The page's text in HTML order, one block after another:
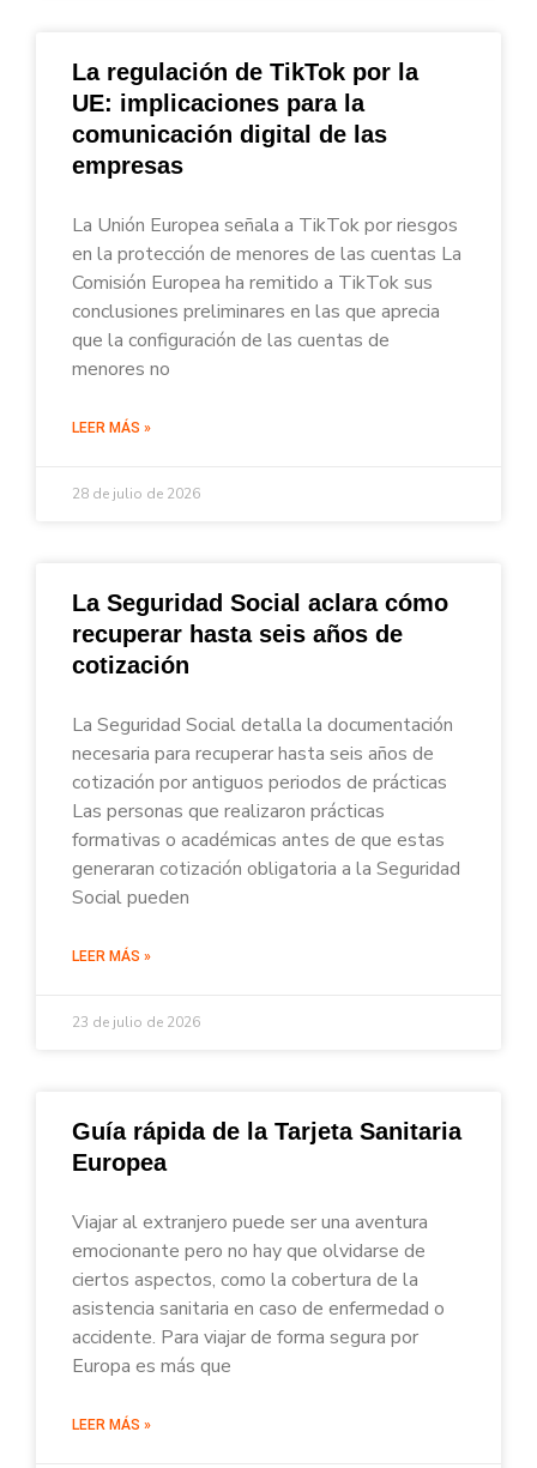
La regulación de TikTok por la
UE: implicaciones para la
comunicación digital de las
empresas
La Unión Europea señala a TikTok por riesgos
en la protección de menores de las cuentas La
Comisión Europea ha remitido a TikTok sus
conclusiones preliminares en las que aprecia
que la configuración de las cuentas de
menores no
LEER MÁS »
28 de julio de 2026
La Seguridad Social aclara cómo
recuperar hasta seis años de
cotización
La Seguridad Social detalla la documentación
necesaria para recuperar hasta seis años de
cotización por antiguos periodos de prácticas
Las personas que realizaron prácticas
formativas o académicas antes de que estas
generaran cotización obligatoria a la Seguridad
Social pueden
LEER MÁS »
23 de julio de 2026
Guía rápida de la Tarjeta Sanitaria
Europea
Viajar al extranjero puede ser una aventura
emocionante pero no hay que olvidarse de
ciertos aspectos, como la cobertura de la
asistencia sanitaria en caso de enfermedad o
accidente. Para viajar de forma segura por
Europa es más que
LEER MÁS »